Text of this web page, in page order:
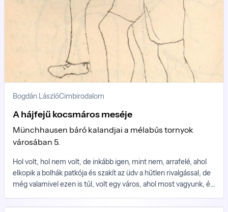
Bogdán LászlóCimbirodalom
A hájfejű kocsmáros meséje
Münchhausen báró kalandjai a mélabús tornyok
városában 5.
Hol volt, hol nem volt, de inkább igen, mint nem, arrafelé, ahol
elkopik a bolhák patkója és szakít az üdv a hűtlen rivalgással, de
még valamivel ezen is túl, volt egy város, ahol most vagyunk, és
mert most éppen a város történelmében először, az